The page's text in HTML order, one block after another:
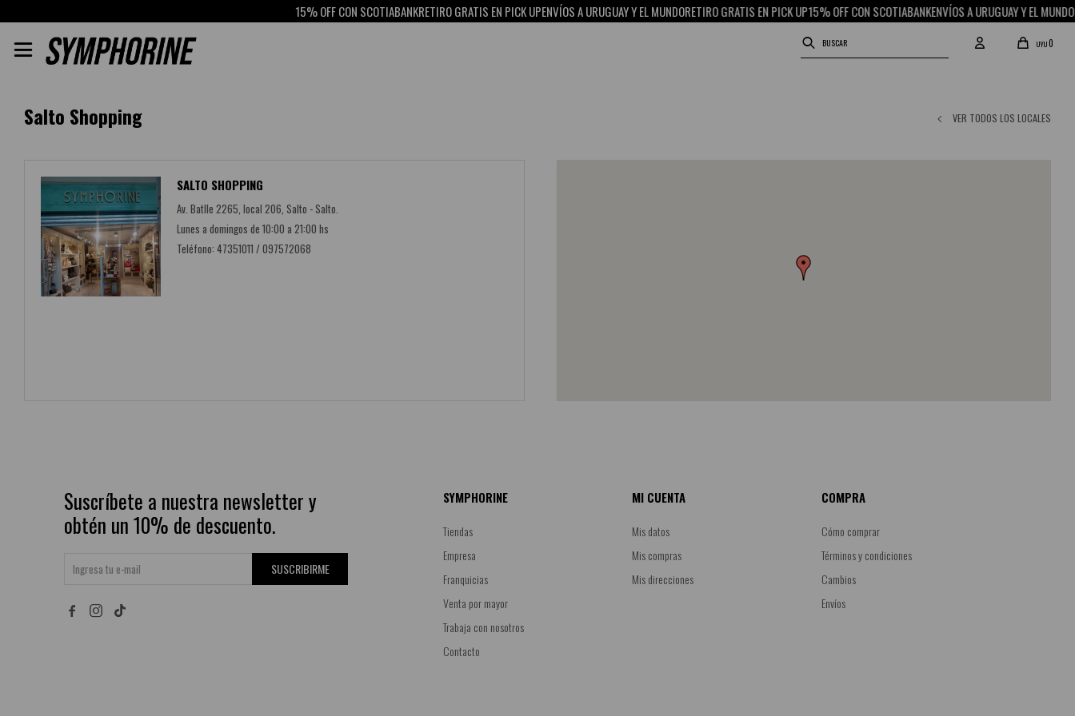
15% OFF CON SCOTIABANKRETIRO GRATIS EN PICK UPENVÍOS A URUGUAY Y EL MUNDORETIRO GRATIS EN PICK UP15% OFF CON SCOTIABANKENVÍOS A URUGUAY Y EL MUNDO
UYU0

Salto Shopping VER TODOS LOS LOCALES
SALTO SHOPPING
Av. Batlle 2265, local 206, Salto - Salto.
Lunes a domingos de 10:00 a 21:00 hs
Teléfono: 47351011 / 097572068
Suscríbete a nuestra newsletter y
obtén un 10% de descuento.
SUSCRIBIRME
 
SYMPHORINE
Tiendas
Empresa
Franquicias
Venta por mayor
Trabaja con nosotros
Contacto
MI CUENTA
Mis datos
Mis compras
Mis direcciones
COMPRA
Cómo comprar
Términos y condiciones
Cambios
Envíos